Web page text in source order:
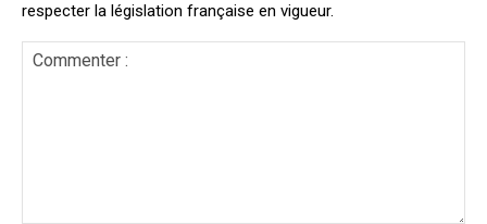
respecter la législation française en vigueur.